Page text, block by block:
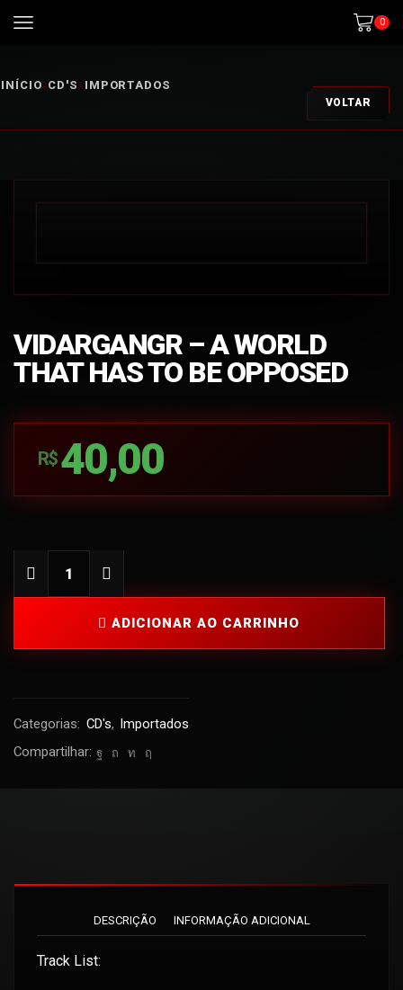
0
INÍCIO CD'S IMPORTADOS
VOLTAR
VIDARGANGR – A WORLD
THAT HAS TO BE OPPOSED
R$ 40,00
ADICIONAR AO CARRINHO
Categorias: CD's, Importados
Compartilhar:
DESCRIÇÃO INFORMAÇÃO ADICIONAL
Track List: